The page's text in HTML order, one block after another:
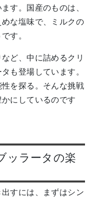
す。国産のものは、
な塩味で、ミルクの
す。
ど、中に詰めるクリ
も登場しています。
を探る。そんな挑戦
にしているのです
ッラータの楽
すには、まずはシン